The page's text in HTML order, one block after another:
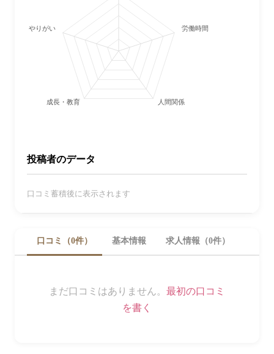
労働時間・休日
人間関係
成長・教育
やりがい
投稿者のデータ
口コミ蓄積後に表示されます
口コミ（0件） 基本情報 求人情報（0件）
まだ口コミはありません。 最初の口コミ
を書く